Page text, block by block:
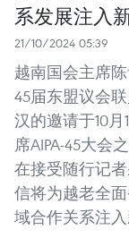
系发展注入
21/10/2024 05:39
越南国会主席
45届东盟议会
汉的邀请于10
席AIPA-45大会
在接受随行记
信将为越老全
域合作关系注入